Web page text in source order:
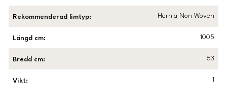
Rekommenderad limtyp: Hernia Non Woven
Längd cm: 1005
Bredd cm: 53
Vikt: 1